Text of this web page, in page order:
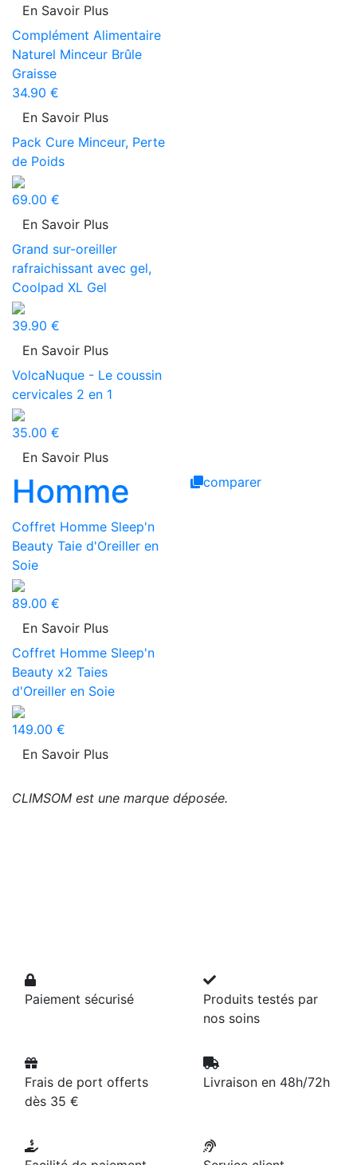
En Savoir Plus
Complément Alimentaire
Naturel Minceur Brûle
Graisse
34.90 €
En Savoir Plus
Pack Cure Minceur, Perte
de Poids
69.00 €
En Savoir Plus
Grand sur-oreiller
rafraichissant avec gel,
Coolpad XL Gel
39.90 €
En Savoir Plus
VolcaNuque - Le coussin
cervicales 2 en 1
35.00 €
En Savoir Plus
Homme comparer
Coffret Homme Sleep'n
Beauty Taie d'Oreiller en
Soie
89.00 €
En Savoir Plus
Coffret Homme Sleep'n
Beauty x2 Taies
d'Oreiller en Soie
149.00 €
En Savoir Plus
CLIMSOM est une marque déposée.
Paiement sécurisé
Produits testés par
nos soins
Frais de port offerts
dès 35 €
Livraison en 48h/72h